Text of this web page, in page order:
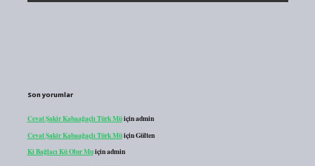
Son yorumlar
Cevat Şakir Kabaağaçlı Türk Müiçinadmin
Cevat Şakir Kabaağaçlı Türk MüiçinGülten
Ki Bağlacı Kü Olur Muiçinadmin